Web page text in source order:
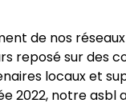
de nos
reposé sur des
locaux et
2022, notre asbl